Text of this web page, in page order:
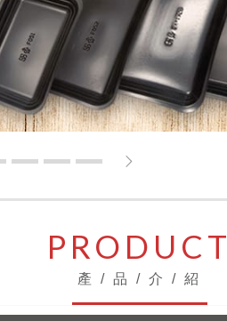
3 4 5
PRODUCT
產 / 品 / 介 / 紹